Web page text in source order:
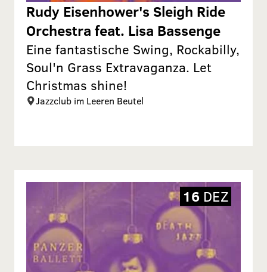
Rudy Eisenhower's Sleigh Ride
Orchestra feat. Lisa Bassenge
Eine fantastische Swing, Rockabilly,
Soul'n Grass Extravaganza. Let
Christmas shine!
Jazzclub im Leeren Beutel
16 DEZ